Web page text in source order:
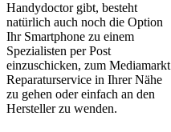
Handydoctor gibt, besteht
natürlich auch noch die Option
Ihr Smartphone zu einem
Spezialisten per Post
einzuschicken, zum Mediamarkt
Reparaturservice in Ihrer Nähe
zu gehen oder einfach an den
Hersteller zu wenden.